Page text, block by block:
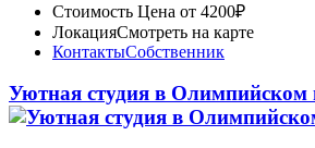
Стоимость Цена от 4200₽
ЛокацияСмотреть на карте
КонтактыСобственник
Уютная студия в Олимпийском